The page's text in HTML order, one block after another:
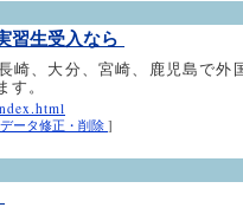
習生受入なら
崎、大分、宮崎、鹿児島で外
。
ータ修正・削除 ]